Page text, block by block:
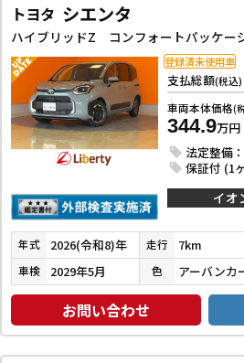
トヨタ シエンタ
支払総額(税込)
車両本体価格(
344.9万円
法定整備
保証付 (1
登録済未使用車
イオ
年式 2026(令和8)年 走行 7km
車検 2029年5月 色 アーバンカ
お問い合わせ